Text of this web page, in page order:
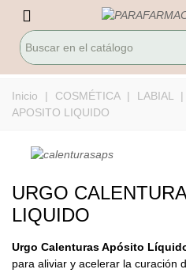
Inicio | COSMÉTICA | LABIAL |
APOSITO LIQUIDO
URGO
LIQUIDO
Urgo Calenturas Apósito
para aliviar y acelerar la curación